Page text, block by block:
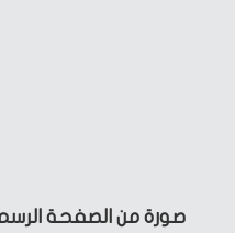
صورة من الصفحة